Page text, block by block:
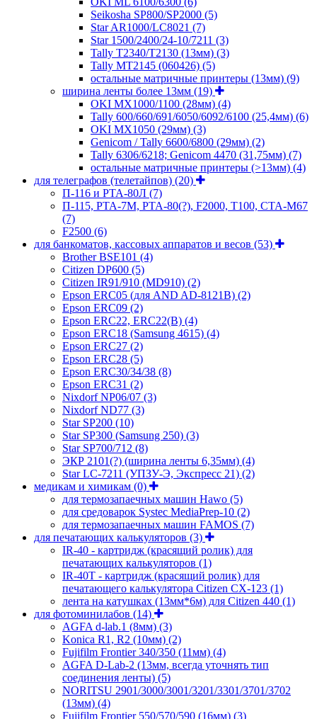
Seikosha SP800/SP2000 (5)
Star AR1000/LC8021 (7)
Star 1500/2400/24-10/7211 (3)
Tally T2340/T2130 (13мм) (3)
Tally MT2145 (060426) (5)
остальные матричные принтеры (13мм) (9)
ширина ленты более 13мм (19)
OKI MX1000/1100 (28мм) (4)
Tally 600/660/691/6050/6092/6100 (25,4мм) (6)
OKI MX1050 (29мм) (3)
Genicom / Tally 6600/6800 (29мм) (2)
Tally 6306/6218; Genicom 4470 (31,75мм) (7)
остальные матричные принтеры (>13мм) (4)
для телеграфов (телетайпов) (20)
П-116 и РТА-80Л (7)
П-115, РТА-7М, РТА-80(?), F2000, T100, СТА-М67
(7)
F2500 (6)
для банкоматов, кассовых аппаратов и весов (53)
Brother BSE101 (4)
Citizen DP600 (5)
Citizen IR91/910 (MD910) (2)
Epson ERC05 (для AND AD-8121B) (2)
Epson ERC09 (2)
Epson ERC22, ERC22(B) (4)
Epson ERC18 (Samsung 4615) (4)
Epson ERC27 (2)
Epson ERC28 (5)
Epson ERC30/34/38 (8)
Epson ERC31 (2)
Nixdorf NP06/07 (3)
Nixdorf ND77 (3)
Star SP200 (10)
Star SP300 (Samsung 250) (3)
Star SP700/712 (8)
ЭКР 2101(?) (ширина ленты 6,35мм) (4)
Star LC-7211 (УПЗУ-Э, Экспресс 21) (2)
медикам и химикам (0)
для термозапаечных машин Hawo (5)
для средоварок Systec MediaPrep-10 (2)
для термозапаечных машин FAMOS (7)
для печатающих калькуляторов (3)
IR-40 - картридж (красящий ролик) для
печатающих калькуляторов (1)
IR-40T - картридж (красящий ролик) для
печатающего калькулятора Citizen CX-123 (1)
лента на катушках (13мм*6м) для Citizen 440 (1)
для фотоминилабов (14)
AGFA d-lab.1 (8мм) (3)
Konica R1, R2 (10мм) (2)
Fujifilm Frontier 340/350 (11мм) (4)
AGFA D-Lab-2 (13мм, всегда уточнять тип
соединения ленты) (5)
NORITSU 2901/3000/3001/3201/3301/3701/3702
(13мм) (4)
Fujifilm Frontier 550/570/590 (16мм) (3)